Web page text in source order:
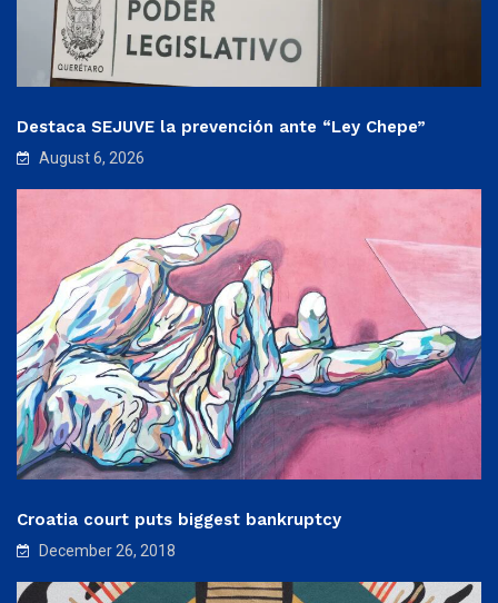
Destaca SEJUVE la prevención ante “Ley Chepe”
August 6, 2026
Croatia court puts biggest bankruptcy
December 26, 2018